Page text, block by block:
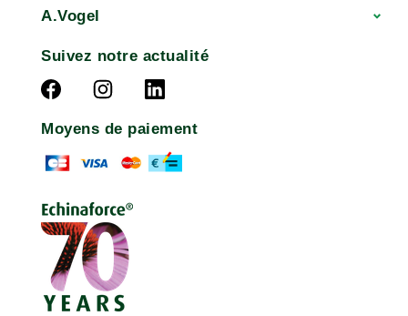
A.Vogel
Suivez notre actualité
Moyens de paiement